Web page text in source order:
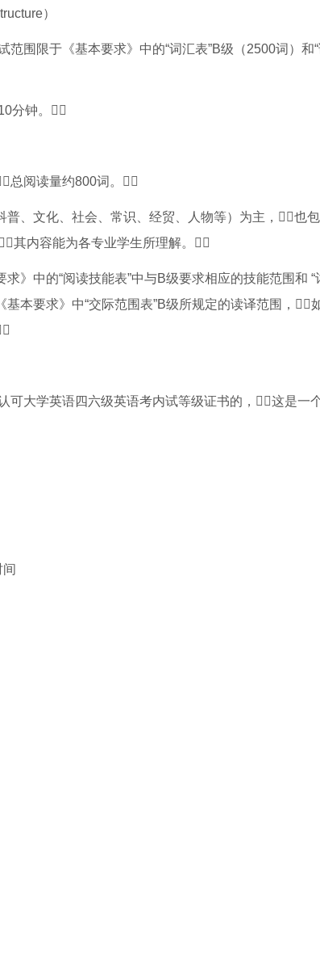
）
围限于《基本要求》中的“词汇表”B级（2500词）和
分钟。
总阅读量约800词。
、文化、社会、常识、经贸、人物等）为主，也包
其内容能为各专业学生所理解。
》中的“阅读技能表”中与B级要求相应的技能范围和 “
本要求》中“交际范围表”B级所规定的读译范围，
可大学英语四六级英语考内试等级证书的，这是一